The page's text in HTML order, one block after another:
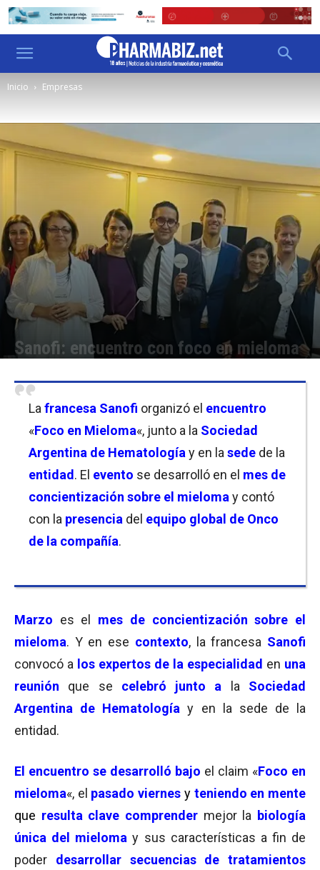
Inicio Empresas
Sanofi: encuentro con foco en mieloma
La francesa Sanofi organizó el encuentro
«Foco en Mieloma«, junto a la Sociedad
Argentina de Hematología y en la sede de la
entidad . El evento se desarrolló en el mes de
concientización sobre el mieloma y contó
con la presencia del equipo global de Onco
de la compañía.
Marzo es el mes de concientización sobre el
mieloma. Y en ese contexto, la francesa Sanofi
convocó a los expertos de la especialidad en una
reunión que se celebró junto a la Sociedad
Argentina de Hematología y en la sede de la
entidad.
El encuentro se desarrolló bajo el claim «Foco en
mieloma«, el pasado viernes yteniendo en mente
que resulta clave comprender mejor la biología
única del mieloma y sus características a fin de
poder desarrollar secuencias de tratamientos